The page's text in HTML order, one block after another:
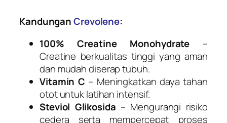
KandunganCrevolene:
100% Creatine Monohydrate –
Creatine berkualitas tinggi yang aman
dan mudah diserap tubuh.
Vitamin C – Meningkatkan daya tahan
otot untuk latihan intensif.
Steviol Glikosida – Mengurangi risiko
cedera serta mempercepat proses